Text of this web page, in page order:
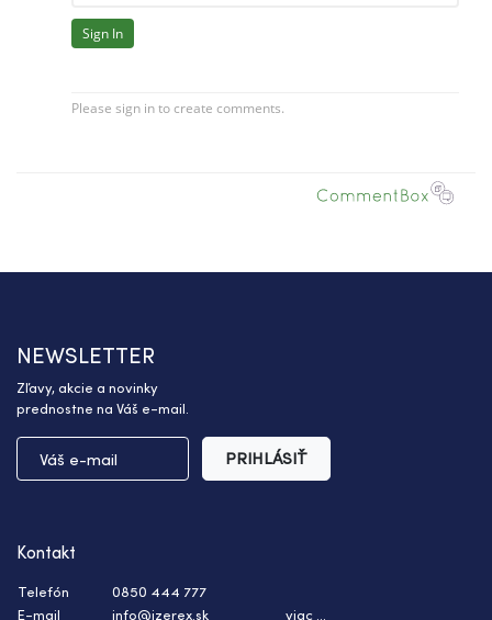
NEWSLETTER
Zľavy, akcie a novinky
prednostne na Váš e-mail.
PRIHLÁSIŤ
Kontakt
Telefón
0850 444 777
E-mail
info@izerex.sk viac ...